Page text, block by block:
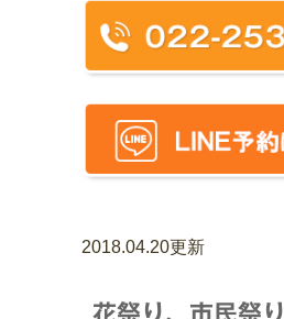
2018.04.20更新
花祭り、市民祭り